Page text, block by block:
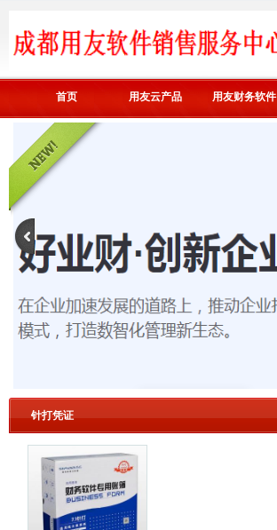
首页 用友云产品 用友财务软件
针打凭证